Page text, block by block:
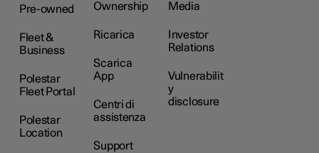
Pre-owned
Fleet &
Business
Polestar
Fleet Portal
Polestar
Location
Ownership
Ricarica
Scarica
App
Centri di
assistenza
Support
Media
Investor
Relations
Vulnerabilit
y
disclosure